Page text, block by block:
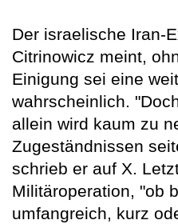
Der israelische Iran-
Citrinowicz meint,
Einigung sei eine
wahrscheinlich.
allein wird kaum zu
Zugeständnissen
schrieb er auf X.
Militäroperation, "ob
umfangreich, kurz